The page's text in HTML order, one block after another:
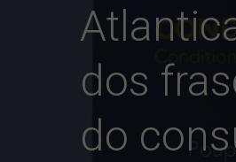
dos
do